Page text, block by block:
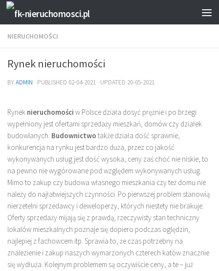
NIERUCHOMOŚCI
Rynek nieruchomości
BYADMIN · PUBLISHED 02-04-2021 · UPDATED 20-05-2021
Rynek nieruchomości w Polsce działa dosyć prężnie i po brzegi
wypełniony jest ofertami sprzedaży mieszkań, domów czy działek
budowlanych. Budownictwo także działa dość sprawnie,
konkurencja na rynku jest bardzo duża, przez co jakość
wykonywanych usług jest dość wysoka, ceny zaś choć nie niskie, to
na pewno nie wygórowane pod względem wykonywanych usług.
Mimo to zakup czy budowa własnego mieszkania czy też domu nie
należy do najłatwiejszych czynności. Po pierwszej problem stanowią
nierzetelni sprzedawcy i deweloperzy, których niestety nie brakuje.
Oferty sprzedaży mijają się z prawdą, rzeczywisty stan techniczny
lokalów mieszkalnych poznaje się dopiero podczas oględzin,
najlepiej z fachowcem itp. Sprawia to, że czas potrzebny na
znalezienie i zakup naszych wymarzonych czterech katów znacznie
się wydłuża. Kolejnym problemem są oczywiście ceny, a te – już